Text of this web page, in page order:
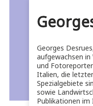
Georges
aufgewachsen
und
Italien, die
Spezialgebiete
sowie
Publikationen im